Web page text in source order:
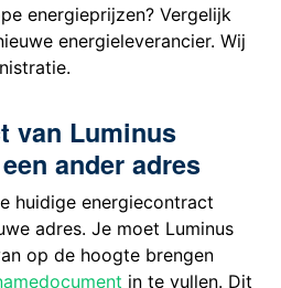
energieprijzen? Vergelijk
energieleverancier. Wij
van Luminus
ander adres
huidige energiecontract
adres. Je moet Luminus
op de hoogte brengen
in te vullen. Dit